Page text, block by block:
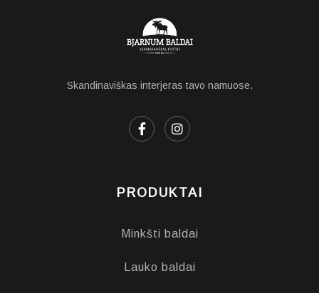
Skandinaviškas interjeras tavo namuose.
PRODUKTAI
Minkšti baldai
Lauko baldai